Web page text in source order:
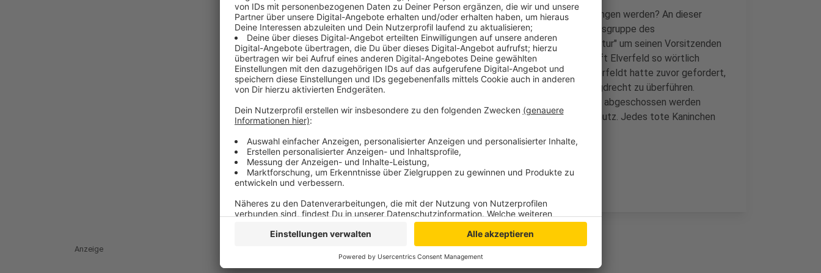
Wie soll mit dem Auftauchen des Wolfes am Niederrhein umgegangen werden? An dieser
Frage entzündet sich aktuell ein Streit zwischen der Weseler Kreisgruppe des
Naturschutzbundes (NaBu) und des Aktionsbündnisses "Forum Natur" um seinen Vorsitzenden
Max von Elverfeldt aus Weeze. NaBu-Chef Peter Malzbender wirft Elverfeld so wörtlich
"üblen Aktionismus" vor, berichtet heute die Rheinische Post. Elverfeldt hatte zuvor gefordert,
den strengen Schutz des Wolfes aufzuheben und das Tier ins Jagdrecht zu überführen.
Malzbender sieht am Niederrhein derzeit keinen Problemwolf, der abgeschossen werden
müßte. Kritik übt er auch am Landesamt für Natur und Umweltschutz. Jedes tote Kaninchen
Anzeige
Anzeige